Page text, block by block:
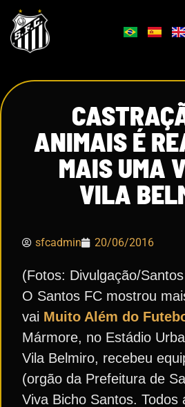
ANIMAIS É
MAIS UMA
VILA
sfcadmin 20/06/2016
(Fotos: Divulgação/
O Santos FC mostrou
vai Muito Além do
Mármore, no Estádio
Vila Belmiro, recebeu
(orgão da Prefeitura de
Viva Bicho Santos. Todos